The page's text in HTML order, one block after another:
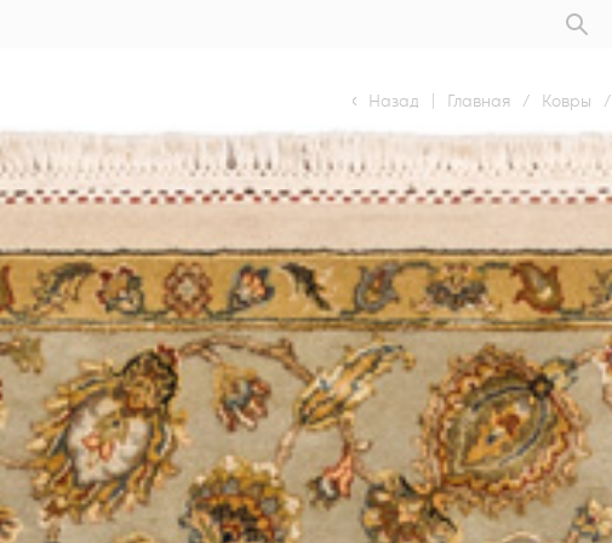
Назад | Главная / Ковры /